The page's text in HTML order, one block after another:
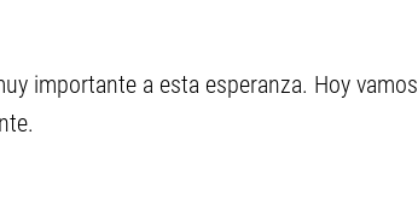
importante a esta esperanza. Hoy vamos